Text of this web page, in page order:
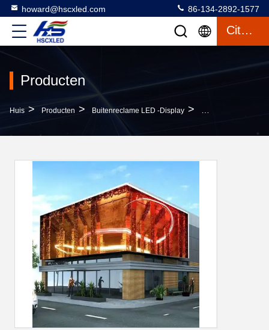
howard@hscxled.com 86-134-2892-1577
Citaat
Producten
Huis > Producten > Buitenreclame LED -display > Buiten LED-